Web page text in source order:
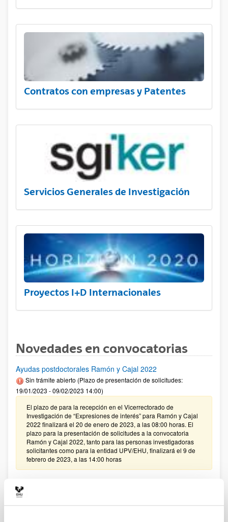
Contratos con empresas y Patentes
Servicios Generales de Investigación
Proyectos I+D Internacionales
Novedades en convocatorias
Ayudas postdoctorales Ramón y Cajal 2022
Sin trámite abierto (Plazo de presentación de solicitudes:
19/01/2023 - 09/02/2023 14:00)
El plazo de para la recepción en el Vicerrectorado de
Investigación de “Expresiones de interés” para Ramón y Cajal
2022 finalizará el 20 de enero de 2023, a las 08:00 horas. El
plazo para la presentación de solicitudes a la convocatoria
Ramón y Cajal 2022, tanto para las personas investigadoras
solicitantes como para la entidad UPV/EHU, finalizará el 9 de
febrero de 2023, a las 14:00 horas
aplicaciones terapéuticas”
Plazo de presentación cerrado: 17/11/2022 - 09/12/2022 23:59